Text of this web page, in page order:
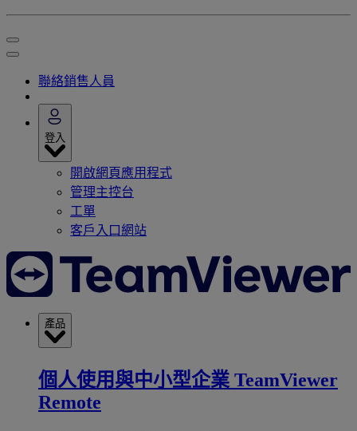
聯絡銷售人員
登入
開啟網頁應用程式
管理主控台
工單
客戶入口網站
產品
個人使用與中小型企業 TeamViewer
Remote